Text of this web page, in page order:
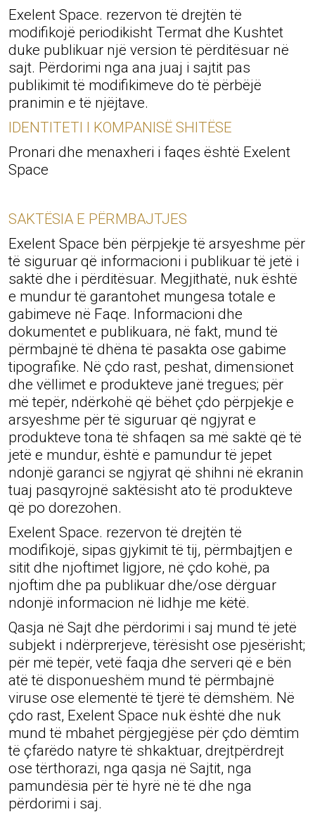
Exelent Space. rezervon të drejtën të
modifikojë periodikisht Termat dhe Kushtet
duke publikuar një version të përditësuar në
sajt. Përdorimi nga ana juaj i sajtit pas
publikimit të modifikimeve do të përbëjë
pranimin e të njëjtave.
IDENTITETI I KOMPANISË SHITËSE
Pronari dhe menaxheri i faqes është Exelent
Space
SAKTËSIA E PËRMBAJTJES
Exelent Space bën përpjekje të arsyeshme për
të siguruar që informacioni i publikuar të jetë i
saktë dhe i përditësuar. Megjithatë, nuk është
e mundur të garantohet mungesa totale e
gabimeve në Faqe. Informacioni dhe
dokumentet e publikuara, në fakt, mund të
përmbajnë të dhëna të pasakta ose gabime
tipografike. Në çdo rast, peshat, dimensionet
dhe vëllimet e produkteve janë tregues; për
më tepër, ndërkohë që bëhet çdo përpjekje e
arsyeshme për të siguruar që ngjyrat e
produkteve tona të shfaqen sa më saktë që të
jetë e mundur, është e pamundur të jepet
ndonjë garanci se ngjyrat që shihni në ekranin
tuaj pasqyrojnë saktësisht ato të produkteve
që po dorezohen.
Exelent Space. rezervon të drejtën të
modifikojë, sipas gjykimit të tij, përmbajtjen e
sitit dhe njoftimet ligjore, në çdo kohë, pa
njoftim dhe pa publikuar dhe/ose dërguar
ndonjë informacion në lidhje me këtë.
Qasja në Sajt dhe përdorimi i saj mund të jetë
subjekt i ndërprerjeve, tërësisht ose pjesërisht;
për më tepër, vetë faqja dhe serveri që e bën
atë të disponueshëm mund të përmbajnë
viruse ose elementë të tjerë të dëmshëm. Në
çdo rast, Exelent Space nuk është dhe nuk
mund të mbahet përgjegjëse për çdo dëmtim
të çfarëdo natyre të shkaktuar, drejtpërdrejt
ose tërthorazi, nga qasja në Sajtit, nga
pamundësia për të hyrë në të dhe nga
përdorimi i saj.